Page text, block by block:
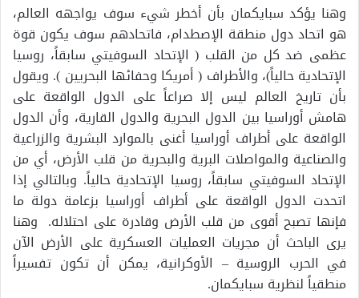
وهنا يؤكد سبايكمان بأن أخطر شيء سوف يواجهه العالم،
هو اتحاد دول منطقة الإصطدام، فاتحادهم سوف يكون قوة
عظمى ضد كل من القلب ( الإتحاد السوفيتي سابقاً، روسيا
الإتحادية حالياً)، والأطراف ( أمريكا وحفائها البحريين ). ويقول
بأن تاريخ العالم ليس إلا صراعاً على الدول الواقعة على
هامش أوراسيا بين الدول البحرية والدول القارية، وأن الدول
الواقعة على أطراف أوراسيا أغنى بالموارد البشرية والزراعية
والصناعية والمواصلات البرية والبحرية من قلب الأرض، أي من
الإتحاد السوفيتي سابقاً، روسيا الإتحادية حالياً. وبالتالي إذا
اتحدت الدول الواقعة على أطراف أوراسيا بزعامة دولة ما
فإنها تصبح أقوى من قلب الأرض وقادرة على احتلاله. وهنا
يرى الباحث أن مجريات العمليات العسكرية على الأرض الآن
في الحرب الروسية – الأوكرانية، يمكن أن تكون تفسيراً
منطقياً لنظرية سبايكمان.